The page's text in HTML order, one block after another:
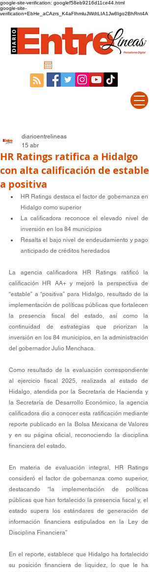
google-site-verification: googlef58eb9216d11ce44.html
google-site-
verification=EbHe_aCAzrs_K4aFIhmluJWdtLIA1Jw8Igo2BhRnt4A
HR Ratings ratifica a Hidalgo
con alta calificación de estable
a positiva
diarioentrelineas
15 abr
HR Ratings destaca el factor de gobernanza en
Hidalgo como superior
La calificadora reconoce el elevado nivel de
inversión en los 84 municipios
Resalta el bajo nivel de endeudamiento y pago
anticipado de créditos heredados
La agencia calificadora HR Ratings ratificó la
calificación HR AA+ y mejoró la perspectiva de
“estable” a “positiva” para Hidalgo, resultado de la
implementación de políticas públicas que fortalecen
la presencia fiscal del estado, así como la
continuidad de estrategias que priorizan la
inversión en los 84 municipios, en la administración
del gobernador Julio Menchaca.
Como resultado de la evaluación correspondiente
al ejercicio fiscal 2025, realizada al estado de
Hidalgo, atendida por la Secretaría de Hacienda y
la Secretaría de Desarrollo Económico, la agencia
calificadora dio a conocer esta ratificación mediante
reporte publicado en la Bolsa Mexicana de Valores
y en su página oficial, reconociendo la disciplina
financiera del estado.
En materia de evaluación integral, HR Ratings
consideró el factor de gobernanza como superior,
destacando “la implementación de políticas
públicas que han fortalecido la presencia fiscal y, el
estado supera los estándares de generación de
información financiera estipulados en la Ley de
Disciplina Financiera”
En el reporte, establece que Hidalgo ha fortalecido
su posición financiera de liquidez, lo que le ha